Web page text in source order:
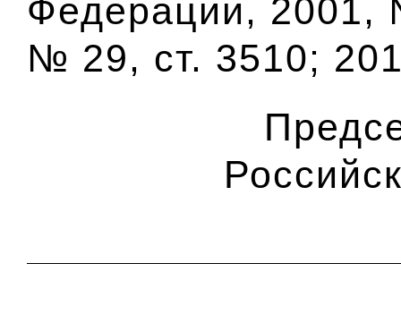
Федерации, 2001,
№ 29, ст. 3510;